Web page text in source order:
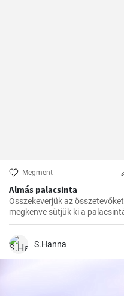
Megment
Almás palacsinta
Összekeverjük az
megkenve sütjük ki a
S.Hanna